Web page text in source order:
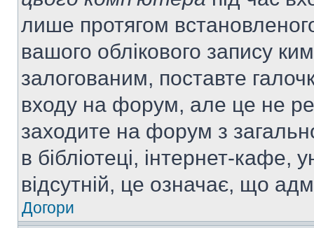
лише протягом
вашого облікового запису
залогованим, поставте
входу на форум, але це не
заходите на форум з
в бібліотеці, інтернет-кафе,
відсутній, це означає, що
Догори